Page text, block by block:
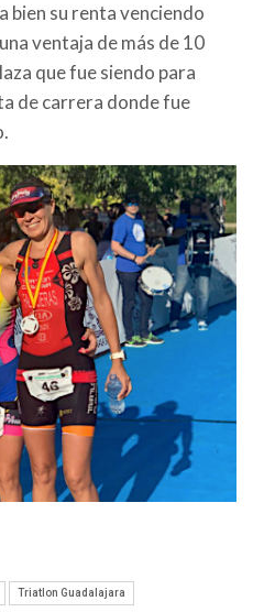
bien su renta venciendo
ventaja de más de 10
que fue siendo para
de carrera donde fue
Triatlon Guadalajara